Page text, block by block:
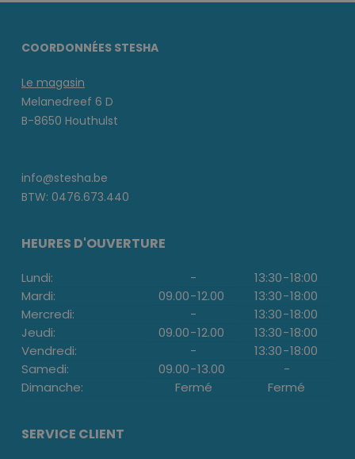
COORDONNÉES STESHA
Le magasin
Melanedreef 6 D
B-8650 Houthulst
info@stesha.be
BTW: 0476.673.440
HEURES D'OUVERTURE
Lundi: - 13:30-18:00
Mardi:
09.00-12.00 13:30-18:00
Mercredi:
- 13:30-18:00
Jeudi:
09.00-12.00 13:30-18:00
Vendredi:
- 13:30-18:00
Samedi:
09.00-13.00
-
Dimanche:
Fermé Fermé
SERVICE CLIENT